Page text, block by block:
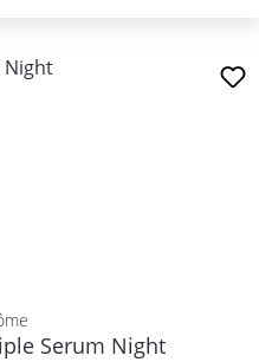
Serum Night